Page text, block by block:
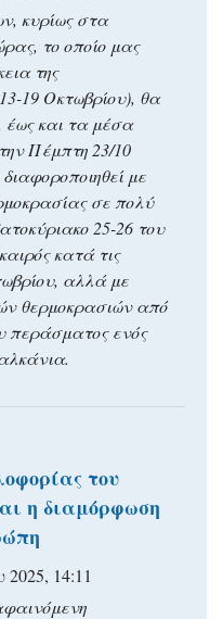
κυρίως στα
το οποίο μας
της
19 Οκτωβρίου), θα
έως και τα μέσα
Πέμπτη 23/10
με
σε πολύ
25-26 του
κατά τις
αλλά με
θερμοκρασιών από
περάσματος ενός
του
η διαμόρφωση
2025, 14:11